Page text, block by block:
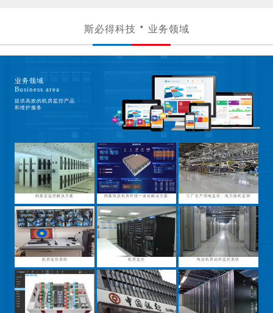
斯必得科技 业务领域
业务领域
Business area
提供高效的机房监控产品
和维护服务
档案室监控解决方案 档案馆及机房环境一体化解决方案 工厂生产用电监控、电力能耗监测
机房监控系统 机房监控 电信机房动环监控系统